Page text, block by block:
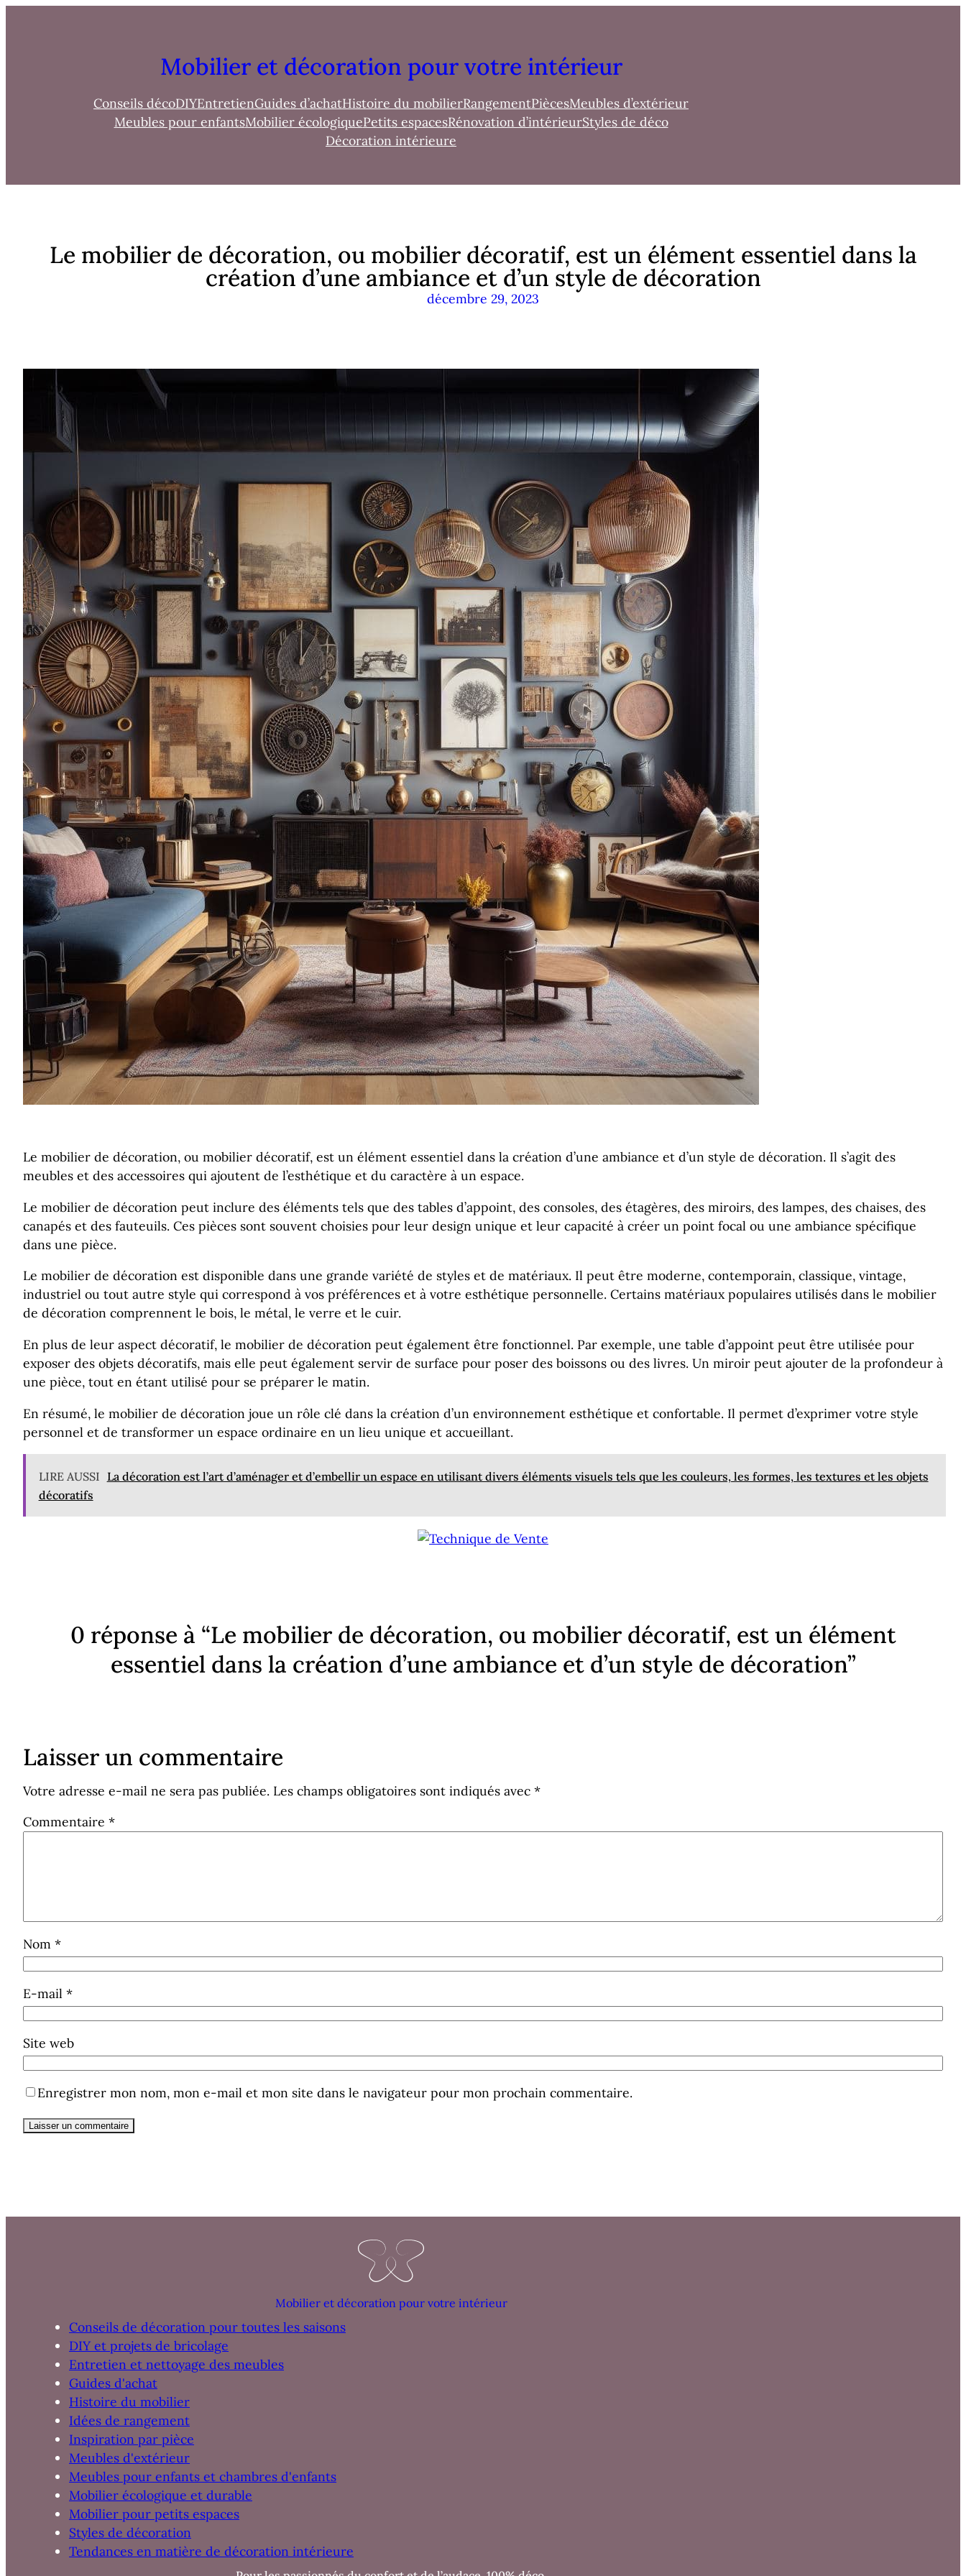
Mobilier et décoration pour votre intérieur
Conseils décoDIYEntretienGuides d’achatHistoire du mobilierRangementPiècesMeubles d’extérieur
Meubles pour enfantsMobilier écologiquePetits espacesRénovation d’intérieurStyles de déco
Décoration intérieure
Le mobilier de décoration, ou mobilier décoratif, est un élément essentiel dans la
création d’une ambiance et d’un style de décoration
décembre 29, 2023
Le mobilier de décoration, ou mobilier décoratif, est un élément essentiel dans la création d’une ambiance et d’un style de décoration. Il s’agit des
meubles et des accessoires qui ajoutent de l’esthétique et du caractère à un espace.
Le mobilier de décoration peut inclure des éléments tels que des tables d’appoint, des consoles, des étagères, des miroirs, des lampes, des chaises, des
canapés et des fauteuils. Ces pièces sont souvent choisies pour leur design unique et leur capacité à créer un point focal ou une ambiance spécifique
dans une pièce.
Le mobilier de décoration est disponible dans une grande variété de styles et de matériaux. Il peut être moderne, contemporain, classique, vintage,
industriel ou tout autre style qui correspond à vos préférences et à votre esthétique personnelle. Certains matériaux populaires utilisés dans le mobilier
de décoration comprennent le bois, le métal, le verre et le cuir.
En plus de leur aspect décoratif, le mobilier de décoration peut également être fonctionnel. Par exemple, une table d’appoint peut être utilisée pour
exposer des objets décoratifs, mais elle peut également servir de surface pour poser des boissons ou des livres. Un miroir peut ajouter de la profondeur à
une pièce, tout en étant utilisé pour se préparer le matin.
En résumé, le mobilier de décoration joue un rôle clé dans la création d’un environnement esthétique et confortable. Il permet d’exprimer votre style
personnel et de transformer un espace ordinaire en un lieu unique et accueillant.
LIRE AUSSI La décoration est l’art d’aménager et d’embellir un espace en utilisant divers éléments visuels tels que les couleurs, les formes, les textures et les objets
décoratifs
0 réponse à “Le mobilier de décoration, ou mobilier décoratif, est un élément
essentiel dans la création d’une ambiance et d’un style de décoration”
Laisser un commentaire
Votre adresse e-mail ne sera pas publiée. Les champs obligatoires sont indiqués avec *
Commentaire *
Nom *
E-mail *
Site web
Enregistrer mon nom, mon e-mail et mon site dans le navigateur pour mon prochain commentaire.
Mobilier et décoration pour votre intérieur
Conseils de décoration pour toutes les saisons
DIY et projets de bricolage
Entretien et nettoyage des meubles
Guides d'achat
Histoire du mobilier
Idées de rangement
Inspiration par pièce
Meubles d'extérieur
Meubles pour enfants et chambres d'enfants
Mobilier écologique et durable
Mobilier pour petits espaces
Styles de décoration
Tendances en matière de décoration intérieure